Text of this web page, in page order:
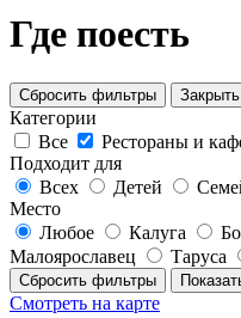
Где поесть
Сбросить фильтры Закрыть
Категории
Все
Рестораны и
Подходит для
Всех
Детей
Место
Любое
Калуга
Малоярославец
Таруса
Сбросить фильтры
Смотреть на карте